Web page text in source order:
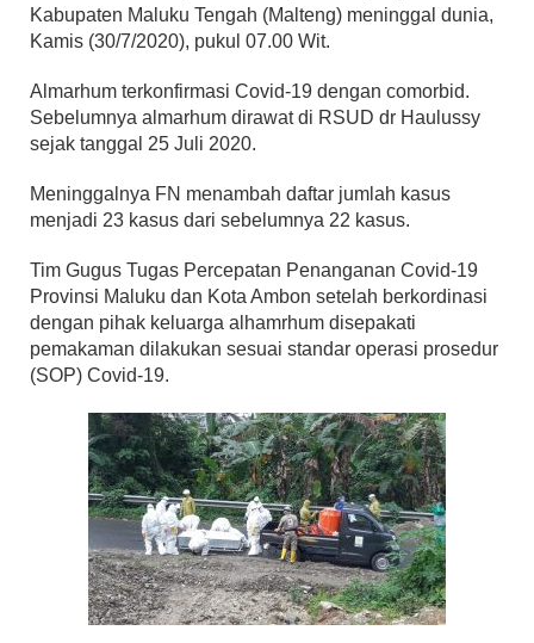
Kabupaten Maluku Tengah (Malteng) meninggal dunia,
Kamis (30/7/2020), pukul 07.00 Wit.
Almarhum terkonfirmasi Covid-19 dengan comorbid.
Sebelumnya almarhum dirawat di RSUD dr Haulussy
sejak tanggal 25 Juli 2020.
Meninggalnya FN menambah daftar jumlah kasus
menjadi 23 kasus dari sebelumnya 22 kasus.
Tim Gugus Tugas Percepatan Penanganan Covid-19
Provinsi Maluku dan Kota Ambon setelah berkordinasi
dengan pihak keluarga alhamrhum disepakati
pemakaman dilakukan sesuai standar operasi prosedur
(SOP) Covid-19.